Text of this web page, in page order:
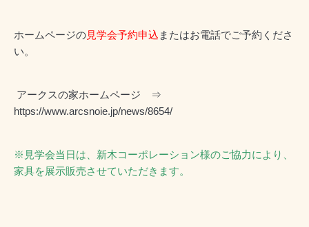
ホームページの見学会予約申込 またはお電話でご予約くださ
い。
アークスの家ホームページ ⇒
https://www.arcsnoie.jp/news/8654/
※見学会当日は、新木コーポレーション様のご協力により、
家具を展示販売させていただきます。